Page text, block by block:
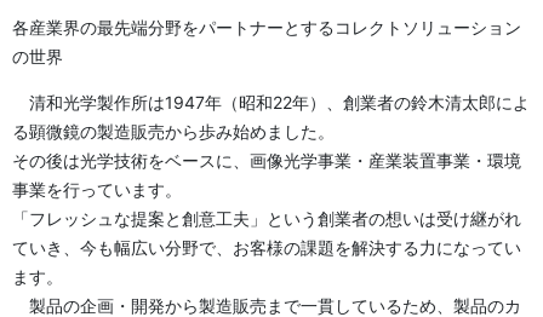
各産業界の最先端分野をパートナーとするコレクトソリューション
の世界
清和光学製作所は1947年（昭和22年）、創業者の鈴木清太郎によ
る顕微鏡の製造販売から歩み始めました。
その後は光学技術をベースに、画像光学事業・産業装置事業・環境
事業を行っています。
「フレッシュな提案と創意工夫」という創業者の想いは受け継がれ
ていき、今も幅広い分野で、お客様の課題を解決する力になってい
ます。
製品の企画・開発から製造販売まで一貫しているため、製品のカ